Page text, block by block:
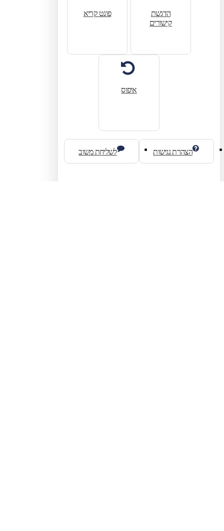
הדגשת
קישורים
פונט קריא
איפוס
הצהרת נגישות לשליחת משוב